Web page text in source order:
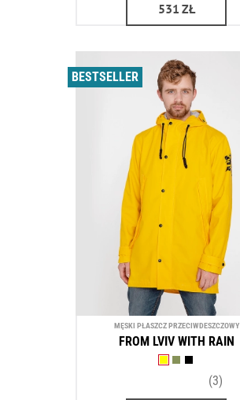
531 ZŁ
BESTSELLER
MĘSKI PŁASZCZ PRZECIWDESZCZOWY
FROM LVIV WITH RAIN
(3)